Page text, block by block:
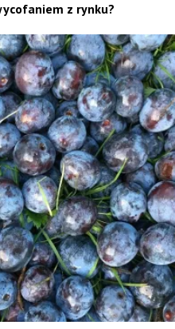
z rynku?